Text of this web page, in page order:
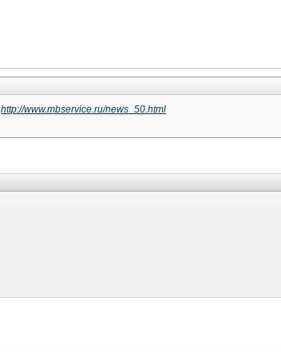
http://www.mbservice.ru/news_50.html